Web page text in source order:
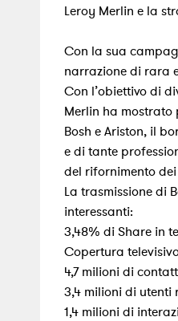
Leroy Merlin e la
Con la sua
narrazione di rara
Con l’obiettivo di
Merlin ha
Bosh e Ariston, il
e di tante
del rifornimento
La trasmissione di
interessanti:
3,48% di Share in
Copertura
4,7 milioni di
3,4 milioni di utenti
1,4 milioni di